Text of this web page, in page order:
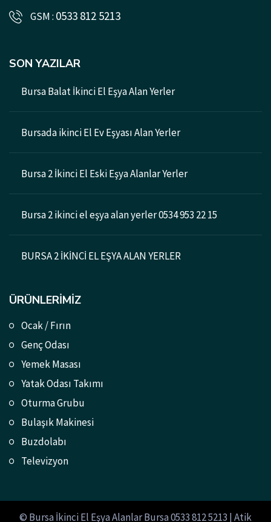
GSM : 0533 812 5213
SON YAZILAR
Bursa Balat İkinci El Eşya Alan Yerler
Bursada ikinci El Ev Eşyası Alan Yerler
Bursa 2 İkinci El Eski Eşya Alanlar Yerler
Bursa 2 ikinci el eşya alan yerler 0534 953 22 15
BURSA 2 İKİNCİ EL EŞYA ALAN YERLER
ÜRÜNLERIMIZ
Ocak / Fırın
Genç Odası
Yemek Masası
Yatak Odası Takımı
Oturma Grubu
Bulaşık Makinesi
Buzdolabı
Televizyon
© Bursa İkinci El Eşya Alanlar Bursa 0533 812 5213 | Atik